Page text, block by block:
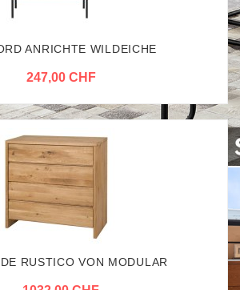
ANRICHTE WILDEICHE
247,00 CHF
RUSTICO VON MODULAR